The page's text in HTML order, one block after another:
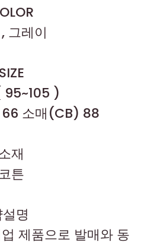
그레이
SIZE
95~105 )
66 소매(CB) 88
재
튼
명
제품으로 발매와 동